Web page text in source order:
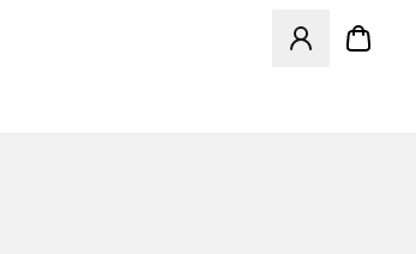
Megnyit egy